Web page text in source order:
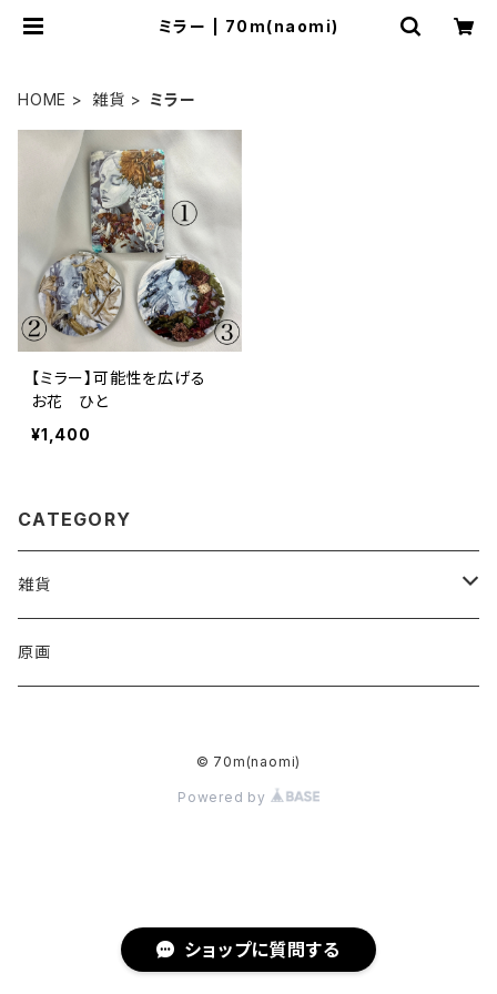
ミラー | 70m(naomi)
HOME 雑貨 ミラー
【ミラー】可能性を広げる
お花 ひと
¥1,400
CATEGORY
雑貨
アクリルキーホルダー
原画
© 70m(naomi)
Powered by
ショップに質問する